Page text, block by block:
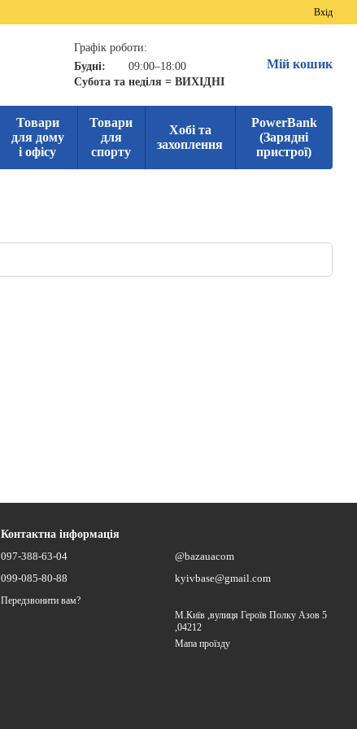
Вхід
Графік роботи:
Будні:
09:00–18:00
Субота та неділя = ВИХІДНІ
Мій кошик
Товари
для дому
і офісу
Товари
для
спорту
Хобі та
захоплення
PowerBank
(Зарядні
пристрої)
Контактна інформація
097-388-63-04
099-085-80-88
Передзвонити вам?
@bazauacom
kyivbase@gmail.com
М.Київ ,вулиця Героїв Полку Азов 5
,04212
Мапа проїзду